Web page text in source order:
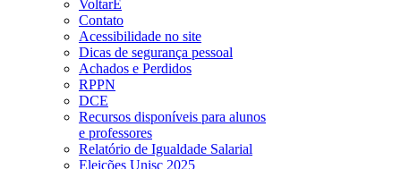
VoltarE
Contato
Acessibilidade no site
Dicas de segurança pessoal
Achados e Perdidos
RPPN
DCE
Recursos disponíveis para alunos
e professores
Relatório de Igualdade Salarial
Eleições Unisc 2025